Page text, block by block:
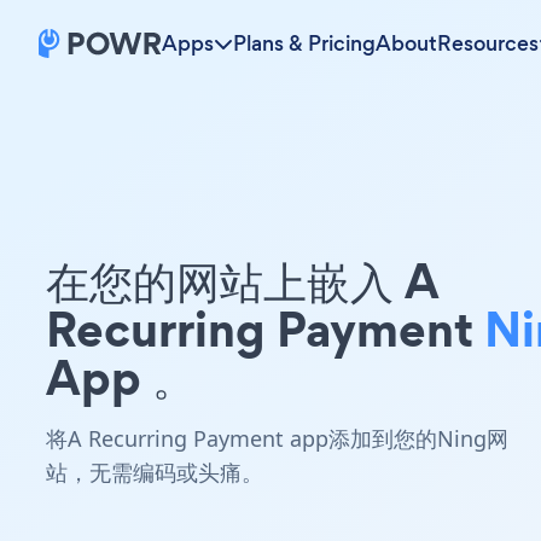
Apps Plans & PricingAboutResources
在您的网站上嵌入 A
Recurring Payment
App 。
将A Recurring Payment app添加到您的Ning网
站，无需编码或头痛。